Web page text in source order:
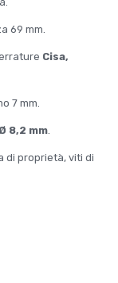
69 mm.
Cisa,
7 mm.
8,2 mm
di proprietà, viti di